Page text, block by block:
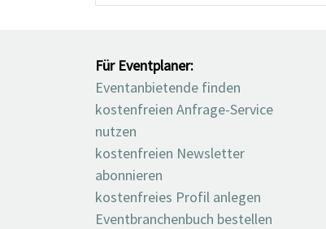
Für Eventplaner:
Eventanbietende finden
kostenfreien Anfrage-Service
nutzen
kostenfreien Newsletter
abonnieren
kostenfreies Profil anlegen
Eventbranchenbuch bestellen